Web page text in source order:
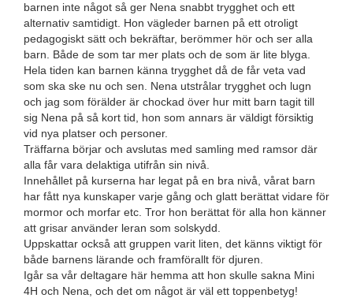
barnen inte något så ger Nena snabbt trygghet och ett
alternativ samtidigt. Hon vägleder barnen på ett otroligt
pedagogiskt sätt och bekräftar, berömmer hör och ser alla
barn. Både de som tar mer plats och de som är lite blyga.
Hela tiden kan barnen känna trygghet då de får veta vad
som ska ske nu och sen. Nena utstrålar trygghet och lugn
och jag som förälder är chockad över hur mitt barn tagit till
sig Nena på så kort tid, hon som annars är väldigt försiktig
vid nya platser och personer.
Träffarna börjar och avslutas med samling med ramsor där
alla får vara delaktiga utifrån sin nivå.
Innehållet på kurserna har legat på en bra nivå, vårat barn
har fått nya kunskaper varje gång och glatt berättat vidare för
mormor och morfar etc. Tror hon berättat för alla hon känner
att grisar använder leran som solskydd.
Uppskattar också att gruppen varit liten, det känns viktigt för
både barnens lärande och framförallt för djuren.
Igår sa vår deltagare här hemma att hon skulle sakna Mini
4H och Nena, och det om något är väl ett toppenbetyg!